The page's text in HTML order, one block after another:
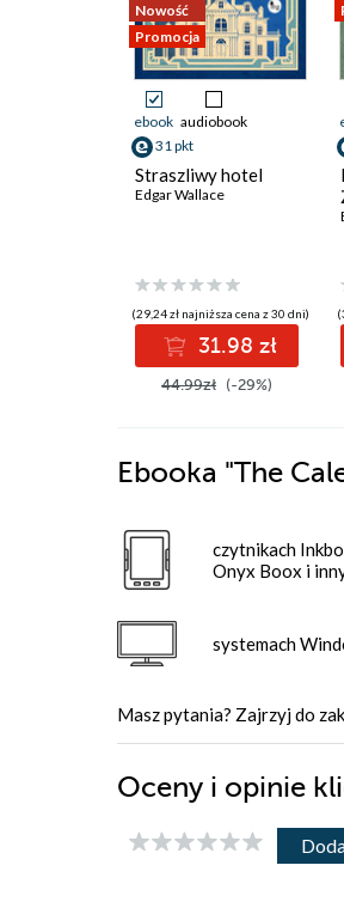
Nowość
Promocja
ebook audiobook
31 pkt
Straszliwy hotel
Edgar Wallace
(29,24 zł najniższa cena z 30 dni)
31.98 zł
44.99zł (-29%)
Ebooka "The
czytnikach
Onyx Boox i
systemach
Masz pytania? Zajrzyj do
Oceny i opinie